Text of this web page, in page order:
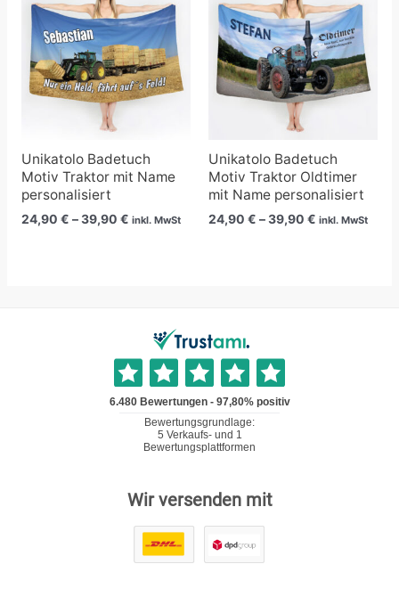
Unikatolo Badetuch
Motiv Traktor mit Name
personalisiert
24,90 € –39,90 €
bis
39,90 €
inkl. MwSt
Unikatolo Badetuch
Motiv Traktor Oldtimer
mit Name personalisiert
24,90 € –39,90 €
bis
39,90 €
inkl. MwSt
Wir versenden mit